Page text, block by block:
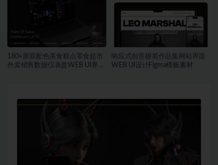
180+屏双配色美食糕点零食超市
外卖销售数据仪表盘WEB UI界面
响应式创意极简作品集网站界面
WEB UI设计Figma模板素材